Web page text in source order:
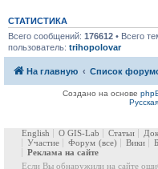
СТАТИСТИКА
Всего сообщений: 176612 • Всего
пользователь: trihopolovar
На главную Список
Создано на основе
English О GIS-Lab Статьи
Участие
Форум (все) Вики
Реклама на сайте
Если Вы обнаружили на сайте